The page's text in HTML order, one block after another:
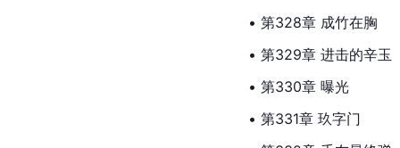
• 第328章 成竹在胸
• 第329章 进击的辛玉
• 第330章 曝光
• 第331章 玖字门